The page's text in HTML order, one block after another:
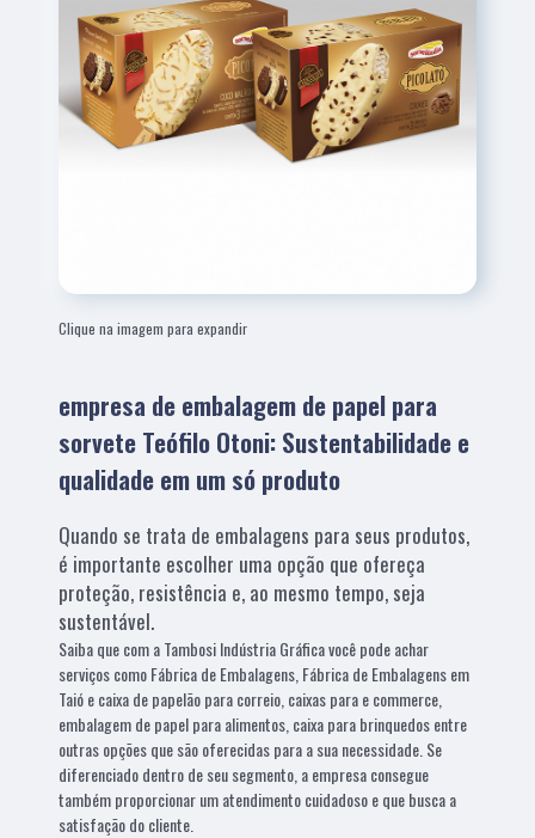
Clique na imagem para expandir
empresa de embalagem de papel para
sorvete Teófilo Otoni: Sustentabilidade e
qualidade em um só produto
Quando se trata de embalagens para seus produtos,
é importante escolher uma opção que ofereça
proteção, resistência e, ao mesmo tempo, seja
sustentável.
Saiba que com a Tambosi Indústria Gráfica você pode achar
serviços como Fábrica de Embalagens, Fábrica de Embalagens em
Taió e caixa de papelão para correio, caixas para e commerce,
embalagem de papel para alimentos, caixa para brinquedos entre
outras opções que são oferecidas para a sua necessidade. Se
diferenciado dentro de seu segmento, a empresa consegue
também proporcionar um atendimento cuidadoso e que busca a
satisfação do cliente.